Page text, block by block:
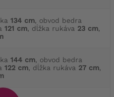
134 cm, obvod bedra
121 cm, dĺžka rukáva 23 cm,
144 cm, obvod bedra
122 cm, dĺžka rukáva 27 cm,